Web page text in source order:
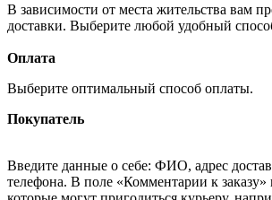
В зависимости от места жительства вам
доставки. Выберите любой удобный
Оплата
Выберите оптимальный способ оплаты.
Покупатель
Введите данные о себе: ФИО, адрес
телефона. В поле «Комментарии к заказу»